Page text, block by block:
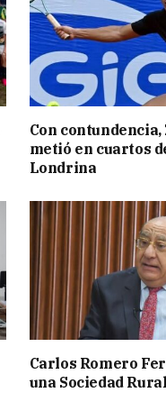
Con
metió en cuartos
Londrina
Carlos Romero
una Sociedad